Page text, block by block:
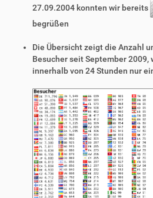
27.09.2004 konnten wir bereits
begrüßen
Die Übersicht zeigt die Anzahl
Besucher seit September 2009,
innerhalb von 24 Stunden nur